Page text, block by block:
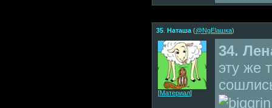
35 Наташа (@NgElашка)
[Материал]
34.
эту же